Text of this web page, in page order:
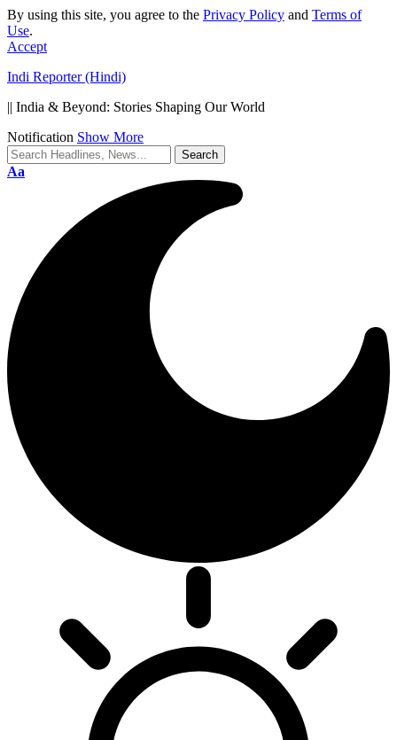
By using this site, you agree to the Privacy Policy and Terms of
Use.
Accept
Indi Reporter (Hindi)
|| India & Beyond: Stories Shaping Our World
Notification Show More
Font
Aa